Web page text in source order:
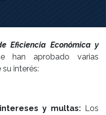
Eficiencia Económica y
han aprobado varias
interés:
y multas:Los